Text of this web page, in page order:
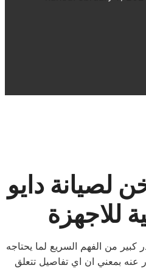
لصيانة دايو
للاجهزة
كبير من الفهم السريع لما يحتاجه
عنه بمعني ان اي تفاصيل تتعلق